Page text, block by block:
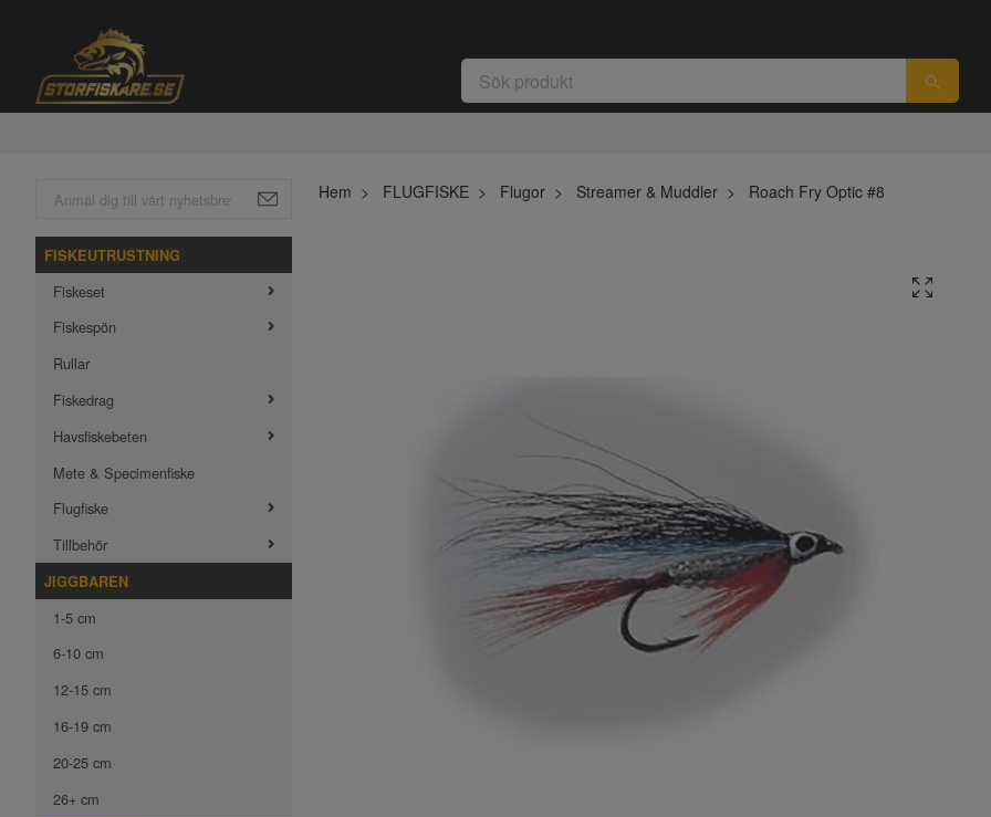
FISKEUTRUSTNING
Fiskeset
Fiskespön
Rullar
Fiskedrag
Havsfiskebeten
Mete & Specimenfiske
Flugfiske
Tillbehör
JIGGBAREN
1-5 cm
6-10 cm
12-15 cm
16-19 cm
20-25 cm
26+ cm
Hem FLUGFISKE Flugor Streamer & Muddler Roach Fry Optic #8